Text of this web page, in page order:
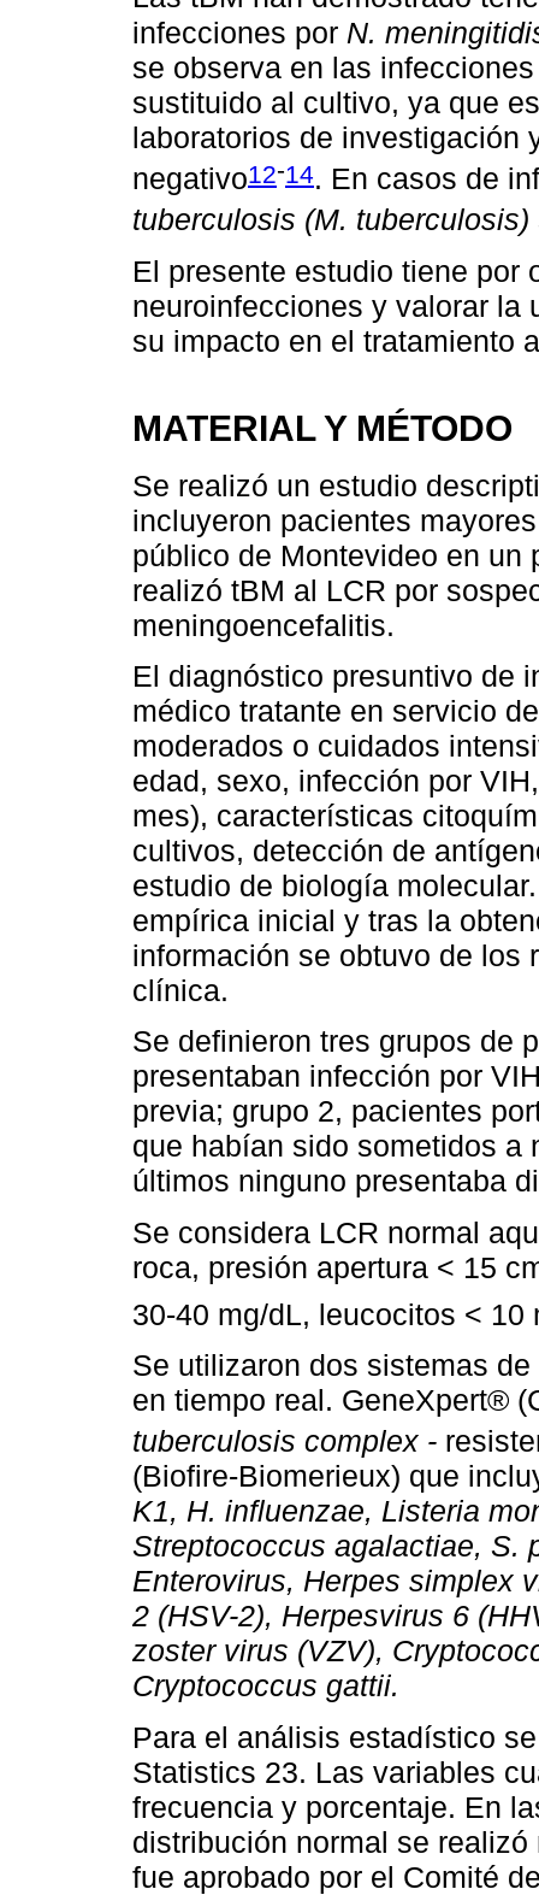
infecciones por N.
se observa en las
sustituido al cultivo, ya que
laboratorios de investigación
negativo12-14. En casos de
tuberculosis (M. tuberculosis)
El presente estudio tiene por
neuroinfecciones y valorar la
su impacto en el tratamiento
MATERIAL Y MÉTODO
Se realizó un estudio
incluyeron pacientes
público de Montevideo en un
realizó tBM al LCR por
meningoencefalitis.
El diagnóstico presuntivo de
médico tratante en servicio
moderados o cuidados
edad, sexo, infección por
mes), características
cultivos, detección de
estudio de biología
empírica inicial y tras la
información se obtuvo de los
clínica.
Se definieron tres grupos de
presentaban infección por
previa; grupo 2, pacientes
que habían sido sometidos a
últimos ninguno presentaba
Se considera LCR normal
roca, presión apertura < 15
30-40 mg/dL, leucocitos < 10
Se utilizaron dos sistemas
en tiempo real. GeneXpert®
tuberculosis complex -
(Biofire-Biomerieux) que
K1, H. influenzae, Listeria
Streptococcus agalactiae, S.
Enterovirus, Herpes simplex
2 (HSV-2), Herpesvirus 6
zoster virus (VZV),
Cryptococcus gattii.
Para el análisis estadístico
Statistics 23. Las variables
frecuencia y porcentaje. En
distribución normal se
fue aprobado por el Comité